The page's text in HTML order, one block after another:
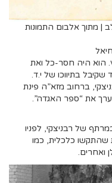
| מתוך אלבום התמונות
הוא היה חסר-כל ואת
בתיווכו של י.ד.
ברחוב מזא”ה פינת
את “ספר האגדה”.
של רבניצקי, לפניו
שהתקשו כלכלית, כמו
ואחרים.